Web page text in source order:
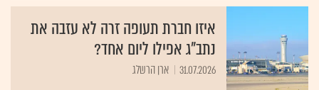
איזו חברת תעופה זרה לא עזבה את
נתב"ג אפילו ליום אחד?
31.07.2026 ארן הרשלג